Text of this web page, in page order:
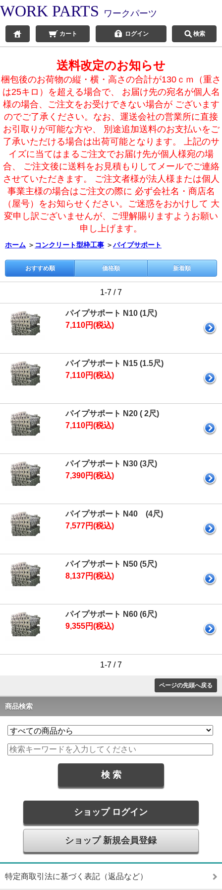
WORK PARTS ワークパーツ
カート ログイン 検索
送料改定のお知らせ
梱包後のお荷物の縦・横・高さの合計が130ｃｍ（重さ
は25キロ）を超える場合で、 お届け先の宛名が個人名
様の場合、ご注文をお受けできない場合が ございます
のでご了承ください。なお、運送会社の営業所に直接
お引取りが可能な方や、 別途追加送料のお支払いをご
了承いただける場合は出荷可能となります。 上記のサ
イズに当てはまるご注文でお届け先が個人様宛の場
合、 ご注文後に送料をお見積もりしてメールでご連絡
させていただきます。 ご注文者様が法人様または個人
事業主様の場合はご注文の際に 必ず会社名・商店名
（屋号）をお知らせください。ご迷惑をおかけして 大
変申し訳ございませんが、ご理解賜りますようお願い
申し上げます。
ホーム ＞ コンクリート型枠工事 ＞パイプサポート
おすすめ順 価格順 新着順
1-7 / 7
パイプサポート N10 (1尺)
7,110円(税込)
パイプサポート N15 (1.5尺)
7,110円(税込)
パイプサポート N20 ( 2尺)
7,110円(税込)
パイプサポート N30 (3尺)
7,390円(税込)
パイプサポート N40 (4尺)
7,577円(税込)
パイプサポート N50 (5尺)
8,137円(税込)
パイプサポート N60 (6尺)
9,355円(税込)
1-7 / 7
ページの先頭へ戻る
商品検索
ショップ ログイン
ショップ 新規会員登録
特定商取引法に基づく表記（返品など）